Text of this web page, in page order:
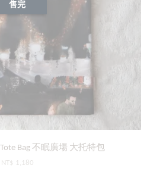
售完
Tote Bag 不眠廣場 大托特包
NT$ 1,180